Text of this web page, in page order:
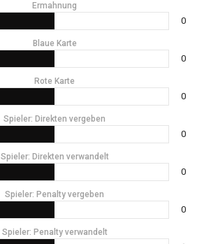
Ermahnung
0
Blaue Karte
0
Rote Karte
0
Spieler: Direkten vergeben
0
Spieler: Direkten verwandelt
0
Spieler: Penalty vergeben
0
Spieler: Penalty verwandelt